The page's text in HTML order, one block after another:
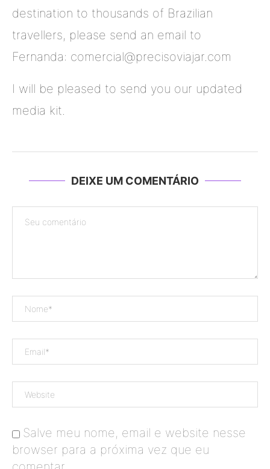
destination to thousands of Brazilian
travellers, please send an email to
Fernanda: comercial@precisoviajar.com
I will be pleased to send you our updated
media kit.
DEIXE UM COMENTÁRIO
Salve meu nome, email e website nesse
browser para a próxima vez que eu